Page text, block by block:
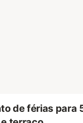
de férias para